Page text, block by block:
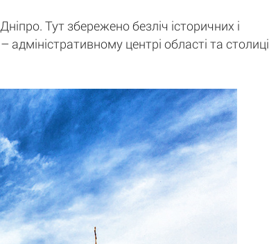
Тут збережено безліч історичних і
центрі області та столиці